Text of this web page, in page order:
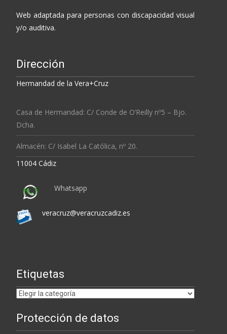
Web adaptada para personas con discapacidad visual
y/o auditiva.
Dirección
Hermandad de la Vera+Cruz
Casa de Hermandad: C/ Conde de O’Reilly nº5 – Bjo.
Dcha.
Almacén: C/ Isabel La Católica, nº 20.
11004 Cádiz
Whatsapp
veracruz@veracruzcadiz.es
Etiquetas
Etiquetas
Protección de datos